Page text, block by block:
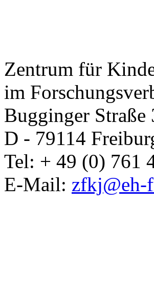
Zentrum für
im
Bugginger Straße
D - 79114
Tel: + 49 (0) 761
E-Mail: zfkj@eh-